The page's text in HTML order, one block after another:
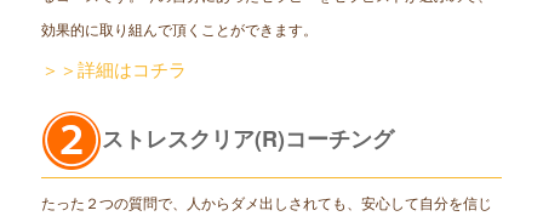
効果的に取り組んで頂くことができます。
＞＞詳細はコチラ
ストレスクリア(R)コーチング
たった２つの質問で、人からダメ出しされても、安心して自分を信じ